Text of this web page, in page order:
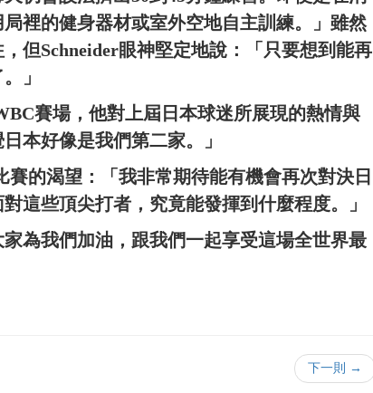
裡的健身器材或室外空地自主訓練。」雖然
但Schneider眼神堅定地說：「只要想到能再
」
賽場，他對上屆日本球迷所展現的熱情與
本好像是我們第二家。」
的渴望：「我非常期待能有機會再次對決日
這些頂尖打者，究竟能發揮到什麼程度。」
為我們加油，跟我們一起享受這場全世界最
下一則 →